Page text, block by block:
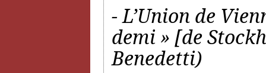
- L’Union de
demi » [de
Benedetti)